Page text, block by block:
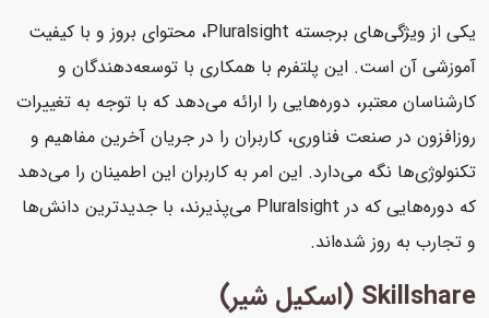
یکی از ویژگی‌های برجسته Pluralsight، محتوای بروز و با کیفیت
آموزشی آن است. این پلتفرم با همکاری با توسعه‌دهندگان و
کارشناسان معتبر، دوره‌هایی را ارائه می‌دهد که با توجه به تغییرات
روزافزون در صنعت فناوری، کاربران را در جریان آخرین مفاهیم و
تکنولوژی‌ها نگه می‌دارد. این امر به کاربران این اطمینان را می‌دهد
که دوره‌هایی که در Pluralsight می‌پذیرند، با جدیدترین دانش‌ها
و تجارب به روز شده‌اند.
Skillshare (اسکیل شیر)